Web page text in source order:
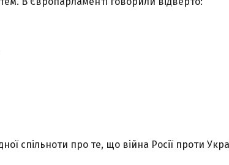
спільноти про те, що війна Росії проти